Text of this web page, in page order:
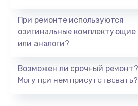
Настройка ОС
от 1060 руб.
При ремонте используются
оригинальные комплектующие
или аналоги?
Возможен ли срочный ремонт?
Могу при нем присутствовать?